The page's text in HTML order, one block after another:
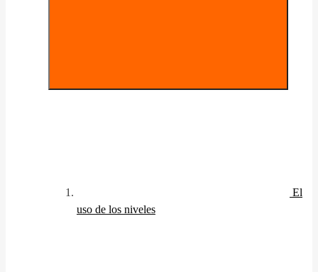
El
uso de los niveles